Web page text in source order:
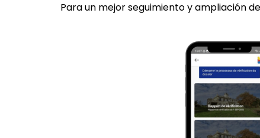
Para un mejor seguimiento y ampliación